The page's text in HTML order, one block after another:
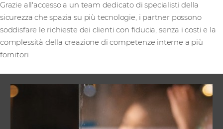
Grazie all'accesso a un team dedicato di specialisti della
sicurezza che spazia su più tecnologie, i partner possono
soddisfare le richieste dei clienti con fiducia, senza i costi e la
complessità della creazione di competenze interne a più
fornitori.